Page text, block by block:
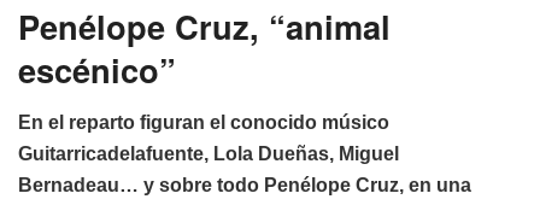
Penélope Cruz, “animal
escénico”
En el reparto figuran el conocido músico
Guitarricadelafuente, Lola Dueñas, Miguel
Bernadeau… y sobre todo Penélope Cruz, en una